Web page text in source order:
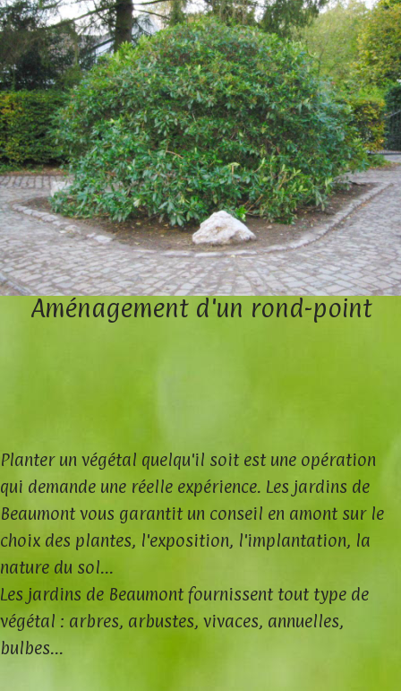
Aménagement d'un rond-point
Planter un végétal quelqu'il soit est une opération
qui demande une réelle expérience. Les jardins de
Beaumont vous garantit un conseil en amont sur le
choix des plantes, l'exposition, l'implantation, la
nature du sol...
Les jardins de Beaumont fournissent tout type de
végétal : arbres, arbustes, vivaces, annuelles,
bulbes...